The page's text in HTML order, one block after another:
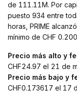
de 111.11M. Por
puesto 934 entre
horas, PRIME
mínimo de CHF
Precio más alto y
CHF24.97 el 21 de
Precio más bajo y
CHF0.173617 el 17